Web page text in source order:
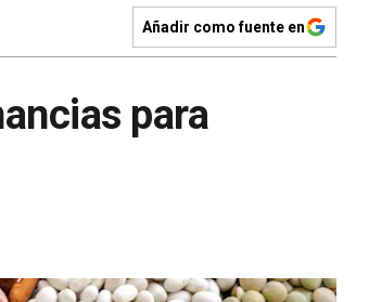
Añadir como fuente en
para